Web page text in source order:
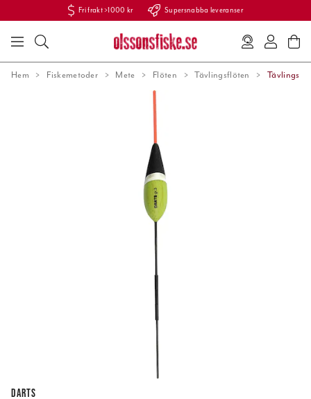
Fri frakt >1000 kr Supersnabba leveranser
Hem Fiskemetoder Mete Flöten Tävlingsflöten
Darts